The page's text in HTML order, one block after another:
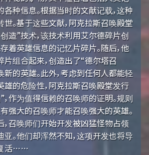
种信息。根据当时的文献记载，这种
。基于这些文献，阿克拉斯召唤殿堂
造”技术，该技术利用艾尔德碎片创
着英雄信息的记忆片碎片。随后，他
组合起来，创造出了“德尔塔召
新的英雄。此外，考虑到任何人都能轻
雄的危险性，阿克拉斯召唤殿堂发行
作为值得信赖的召唤师的证明。规则
强大的召唤师才能召唤强大的英雄。
召唤师们开始开发被凶猛怪物占领
。他们却浑然不知，这项开发也将导
活……